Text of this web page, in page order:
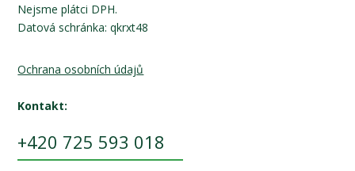
Nejsme plátci DPH.
Datová schránka: qkrxt48
Ochrana osobních údajů
Kontakt:
+420 725 593 018